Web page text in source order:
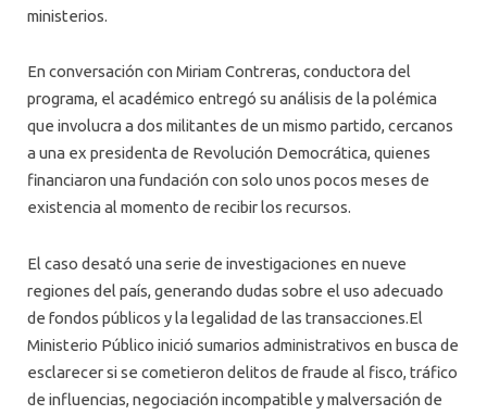
ministerios.
En conversación con Miriam Contreras, conductora del
programa, el académico entregó su análisis de la polémica
que involucra a dos militantes de un mismo partido, cercanos
a una ex presidenta de Revolución Democrática, quienes
financiaron una fundación con solo unos pocos meses de
existencia al momento de recibir los recursos.
El caso desató una serie de investigaciones en nueve
regiones del país, generando dudas sobre el uso adecuado
de fondos públicos y la legalidad de las transacciones.El
Ministerio Público inició sumarios administrativos en busca de
esclarecer si se cometieron delitos de fraude al fisco, tráfico
de influencias, negociación incompatible y malversación de